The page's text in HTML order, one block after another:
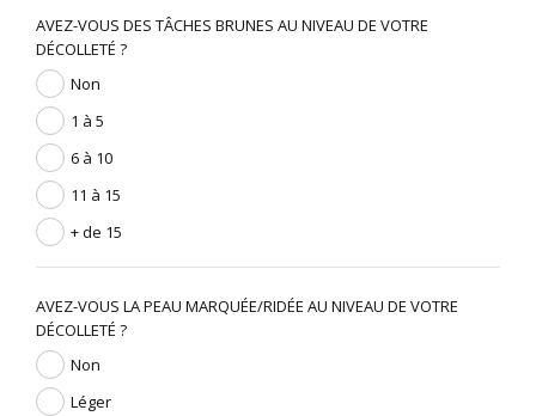
AVEZ-VOUS DES TÂCHES BRUNES AU NIVEAU DE VOTRE
DÉCOLLETÉ ?
Non
1 à 5
6 à 10
11 à 15
+ de 15
AVEZ-VOUS LA PEAU MARQUÉE/RIDÉE AU NIVEAU DE VOTRE
DÉCOLLETÉ ?
Non
Léger